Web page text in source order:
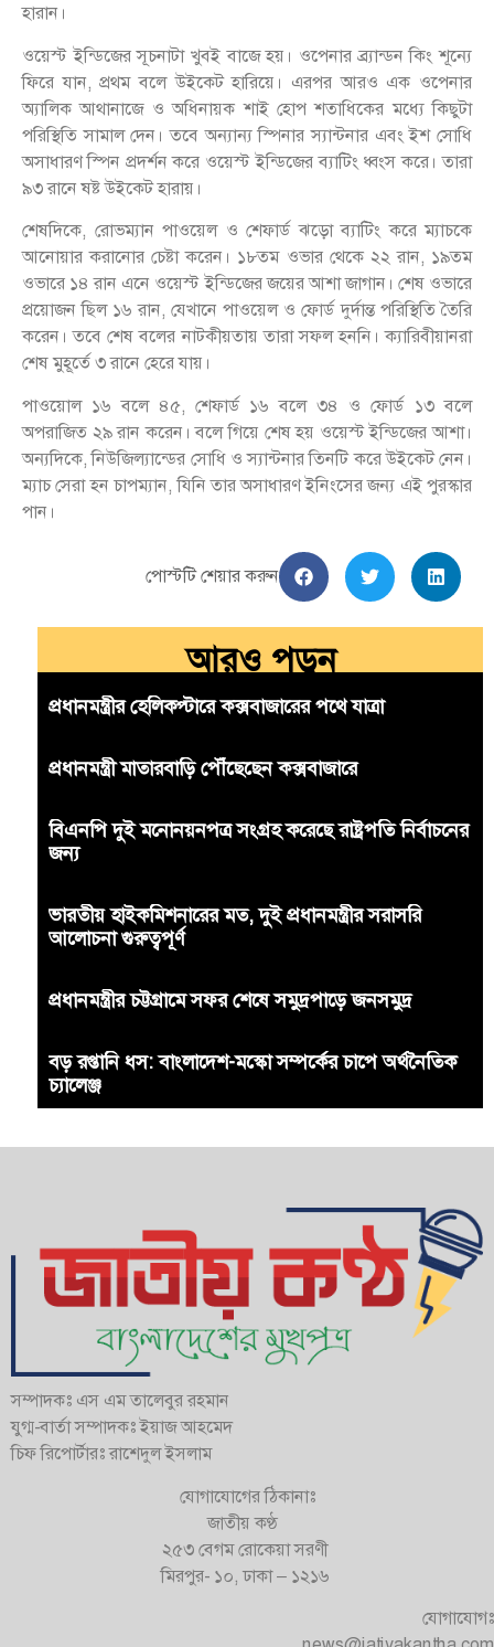
হারান।
ওয়েস্ট ইন্ডিজের সূচনাটা খুবই বাজে হয়। ওপেনার ব্র্যান্ডন কিং শূন্যে
ফিরে যান, প্রথম বলে উইকেট হারিয়ে। এরপর আরও এক ওপেনার
অ্যালিক আথানাজে ও অধিনায়ক শাই হোপ শতাধিকের মধ্যে কিছুটা
পরিস্থিতি সামাল দেন। তবে অন্যান্য স্পিনার স্যান্টনার এবং ইশ সোধি
অসাধারণ স্পিন প্রদর্শন করে ওয়েস্ট ইন্ডিজের ব্যাটিং ধ্বংস করে। তারা
৯৩ রানে ষষ্ট উইকেট হারায়।
শেষদিকে, রোভম্যান পাওয়েল ও শেফার্ড ঝড়ো ব্যাটিং করে ম্যাচকে
আনোয়ার করানোর চেষ্টা করেন। ১৮তম ওভার থেকে ২২ রান, ১৯তম
ওভারে ১৪ রান এনে ওয়েস্ট ইন্ডিজের জয়ের আশা জাগান। শেষ ওভারে
প্রয়োজন ছিল ১৬ রান, যেখানে পাওয়েল ও ফোর্ড দুর্দান্ত পরিস্থিতি তৈরি
করেন। তবে শেষ বলের নাটকীয়তায় তারা সফল হননি। ক্যারিবীয়ানরা
শেষ মুহূর্তে ৩ রানে হেরে যায়।
পাওয়ােল ১৬ বলে ৪৫, শেফার্ড ১৬ বলে ৩৪ ও ফোর্ড ১৩ বলে
অপরাজিত ২৯ রান করেন। বলে গিয়ে শেষ হয় ওয়েস্ট ইন্ডিজের আশা।
অন্যদিকে, নিউজিল্যান্ডের সোধি ও স্যান্টনার তিনটি করে উইকেট নেন।
ম্যাচ সেরা হন চাপম্যান, যিনি তার অসাধারণ ইনিংসের জন্য এই পুরস্কার
পান।
পোস্টটি শেয়ার করুন
আরও পড়ুন
প্রধানমন্ত্রীর হেলিকপ্টারে কক্সবাজারের পথে যাত্রা
প্রধানমন্ত্রী মাতারবাড়ি পৌঁছেছেন কক্সবাজারে
বিএনপি দুই মনোনয়নপত্র সংগ্রহ করেছে রাষ্ট্রপতি নির্বাচনের
জন্য
ভারতীয় হাইকমিশনারের মত, দুই প্রধানমন্ত্রীর সরাসরি
আলোচনা গুরুত্বপূর্ণ
প্রধানমন্ত্রীর চট্টগ্রামে সফর শেষে সমুদ্রপাড়ে জনসমুদ্র
বড় রপ্তানি ধস: বাংলাদেশ-মস্কো সম্পর্কের চাপে অর্থনৈতিক
চ্যালেঞ্জ
সম্পাদকঃ এস এম তালেবুর রহমান
যুগ্ম-বার্তা সম্পাদকঃ ইয়াজ আহমেদ
চিফ রিপোর্টারঃ রাশেদুল ইসলাম
যোগাযোগের ঠিকানাঃ
জাতীয় কণ্ঠ
২৫৩ বেগম রোকেয়া সরণী
মিরপুর- ১০, ঢাকা – ১২১৬
যোগাযোগঃ